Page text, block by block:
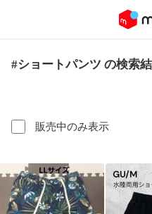
#ショートパンツ の検索
販売中のみ表示